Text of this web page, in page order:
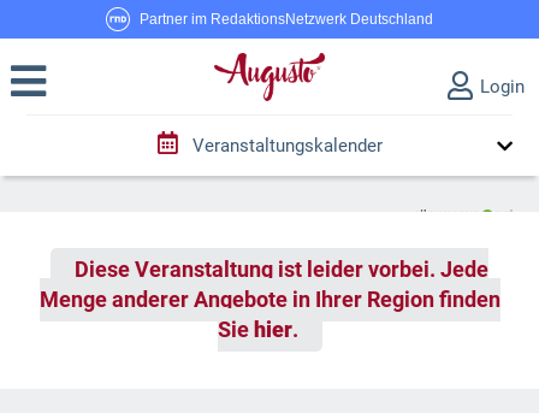
Partner im RedaktionsNetzwerk Deutschland
Login
Veranstaltungskalender
Diese Veranstaltung ist leider vorbei. Jede
Menge anderer Angebote in Ihrer Region finden
Sie hier.